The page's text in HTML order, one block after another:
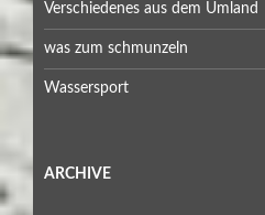
Verschiedenes aus dem Umland
was zum schmunzeln
Wassersport
ARCHIVE